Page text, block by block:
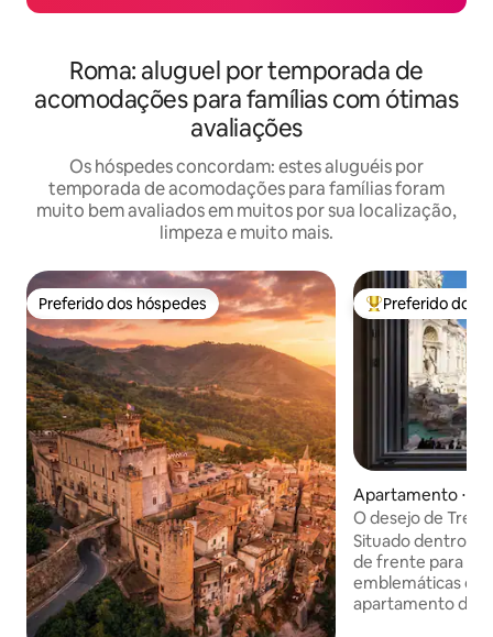
Roma: aluguel por temporada de
acomodações para famílias com ótimas
avaliações
Os hóspedes concordam: estes aluguéis por
temporada de acomodações para famílias foram
muito bem avaliados em muitos por sua localização,
limpeza e muito mais.
Preferido dos hóspedes
Preferido dos hóspedes Entre os
Preferido dos
Apartamento ⋅
O desejo de
Fonte de Trevi
Situado dentro
de frente para
emblemáticas do
apartamento de